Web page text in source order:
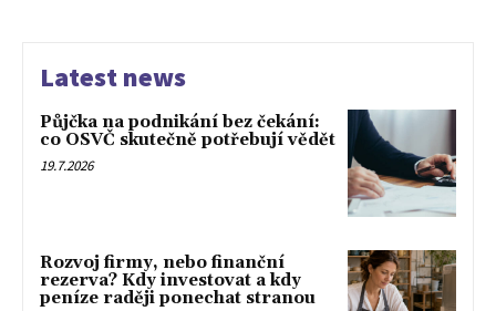
Latest news
Půjčka na podnikání bez čekání:
co OSVČ skutečně potřebují vědět
19.7.2026
Rozvoj firmy, nebo finanční
rezerva? Kdy investovat a kdy
peníze raději ponechat stranou